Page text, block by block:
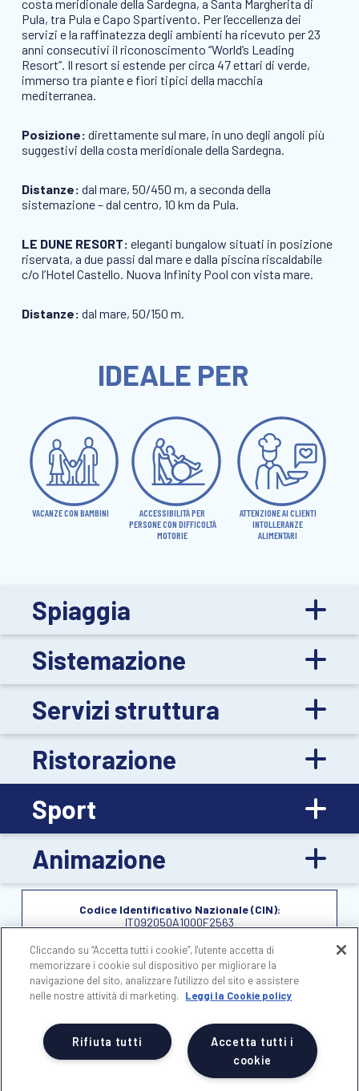
costa meridionale della Sardegna, a Santa Margherita di
Pula, tra Pula e Capo Spartivento. Per l’eccellenza dei
servizi e la raffinatezza degli ambienti ha ricevuto per 23
anni consecutivi il riconoscimento “World’s Leading
Resort”. Il resort si estende per circa 47 ettari di verde,
immerso tra piante e fiori tipici della macchia
mediterranea.
Posizione: direttamente sul mare, in uno degli angoli più
suggestivi della costa meridionale della Sardegna.
Distanze: dal mare, 50/450 m, a seconda della
sistemazione – dal centro, 10 km da Pula.
LE DUNE RESORT: eleganti bungalow situati in posizione
riservata, a due passi dal mare e dalla piscina riscaldabile
c/o l’Hotel Castello. Nuova Infinity Pool con vista mare.
Distanze: dal mare, 50/150 m.
IDEALE PER
VACANZE CON BAMBINI
ACCESSIBILITÀ PER
PERSONE CON DIFFICOLTÀ
MOTORIE
ATTENZIONE AI CLIENTI
INTOLLERANZE
ALIMENTARI
Spiaggia
Sistemazione
Servizi struttura
Ristorazione
Sport
Animazione
Codice Identificativo Nazionale (CIN):
IT092050A1000F2563
Cliccando su “Accetta tutti i cookie”, l'utente accetta di
memorizzare i cookie sul dispositivo per migliorare la
navigazione del sito, analizzare l'utilizzo del sito e assistere
nelle nostre attività di marketing.
Leggi la Cookie policy
Accetta tutti i
cookie
Rifiuta tutti